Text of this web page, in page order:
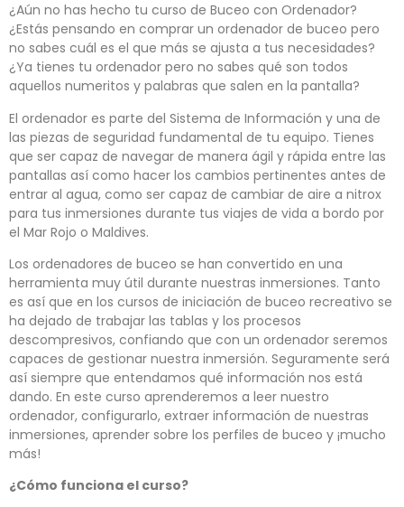
¿Aún no has hecho tu curso de Buceo con Ordenador?
¿Estás pensando en comprar un ordenador de buceo pero
no sabes cuál es el que más se ajusta a tus necesidades?
¿Ya tienes tu ordenador pero no sabes qué son todos
aquellos numeritos y palabras que salen en la pantalla?
El ordenador es parte del Sistema de Información y una de
las piezas de seguridad fundamental de tu equipo. Tienes
que ser capaz de navegar de manera ágil y rápida entre las
pantallas así como hacer los cambios pertinentes antes de
entrar al agua, como ser capaz de cambiar de aire a nitrox
para tus inmersiones durante tus viajes de vida a bordo por
el Mar Rojo o Maldives.
Los ordenadores de buceo se han convertido en una
herramienta muy útil durante nuestras inmersiones. Tanto
es así que en los cursos de iniciación de buceo recreativo se
ha dejado de trabajar las tablas y los procesos
descompresivos, confiando que con un ordenador seremos
capaces de gestionar nuestra inmersión. Seguramente será
así siempre que entendamos qué información nos está
dando. En este curso aprenderemos a leer nuestro
ordenador, configurarlo, extraer información de nuestras
inmersiones, aprender sobre los perfiles de buceo y ¡mucho
más!
¿Cómo funciona el curso?